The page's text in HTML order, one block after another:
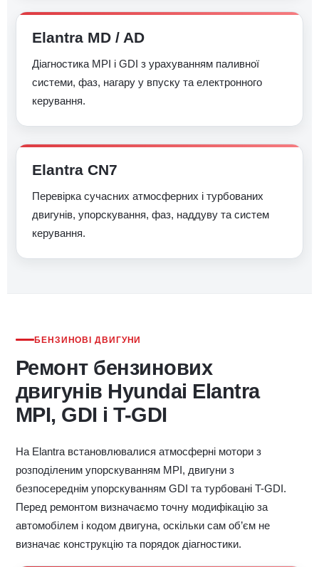
Elantra MD / AD
Діагностика MPI і GDI з урахуванням паливної
системи, фаз, нагару у впуску та електронного
керування.
Elantra CN7
Перевірка сучасних атмосферних і турбованих
двигунів, упорскування, фаз, наддуву та систем
керування.
БЕНЗИНОВІ ДВИГУНИ
Ремонт бензинових
двигунів Hyundai Elantra
MPI, GDI і T-GDI
На Elantra встановлювалися атмосферні мотори з
розподіленим упорскуванням MPI, двигуни з
безпосереднім упорскуванням GDI та турбовані T-GDI.
Перед ремонтом визначаємо точну модифікацію за
автомобілем і кодом двигуна, оскільки сам об’єм не
визначає конструкцію та порядок діагностики.